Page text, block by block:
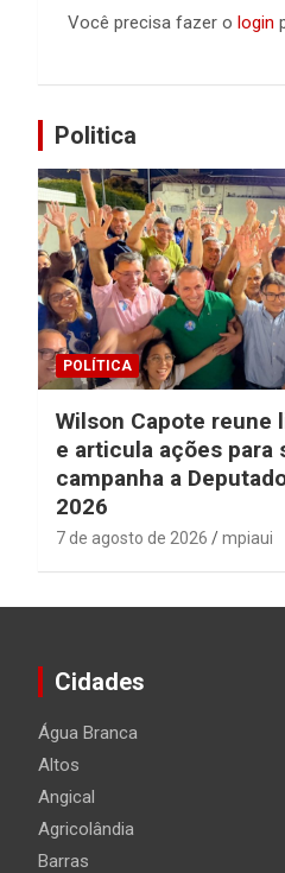
Você precisa fazer o login
Politica
POLÍTICA
Wilson Capote reune
e articula ações para
campanha a
2026
7 de agosto de 2026 mpiaui
Cidades
Água Branca
Altos
Angical
Agricolândia
Barras